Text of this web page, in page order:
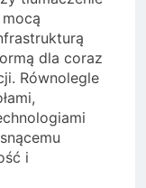
dla coraz
Równolegle
i